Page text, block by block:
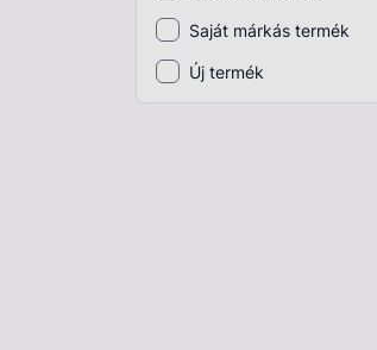
Saját márkás termék
Új termék